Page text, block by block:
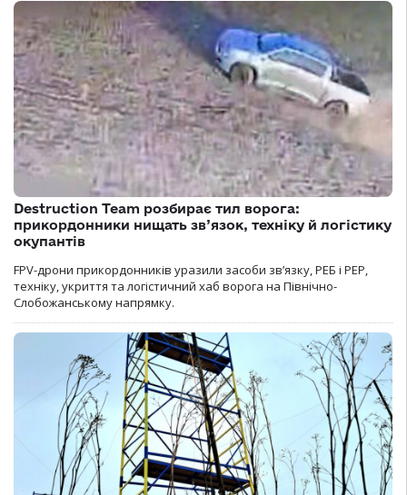
Destruction Team розбирає тил ворога:
прикордонники нищать зв’язок, техніку й логістику
окупантів
FPV-дрони прикордонників уразили засоби зв’язку, РЕБ і РЕР,
техніку, укриття та логістичний хаб ворога на Північно-
Слобожанському напрямку.